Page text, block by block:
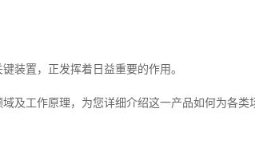
装置，正发挥着日益重要的作用。
及工作原理，为您详细介绍这一产品如何为各类